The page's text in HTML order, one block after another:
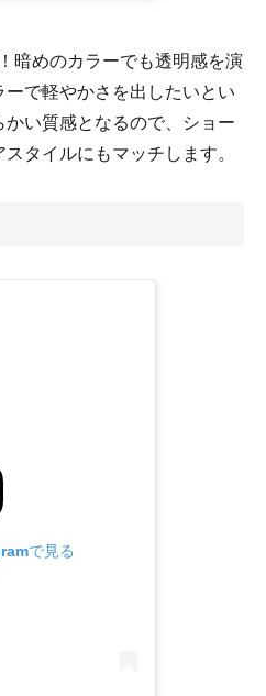
暗めのカラーでも透明感を演
で軽やかさを出したいとい
い質感となるので、ショー
タイルにもマッチします。
で見る